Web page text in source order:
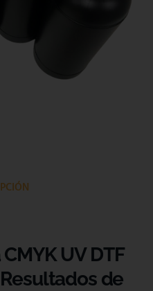
UV DTF
Resultados de